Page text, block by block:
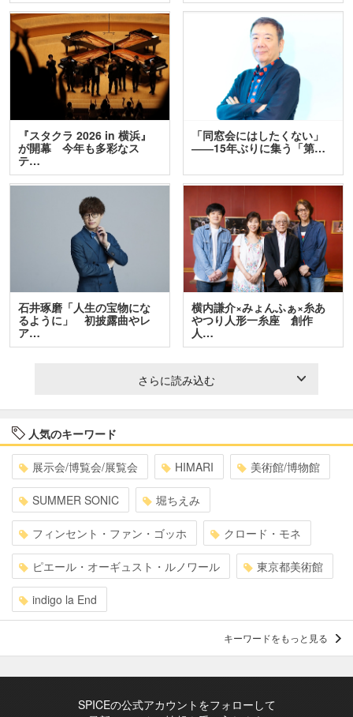
『スタクラ 2026 in 横浜』
が開幕 今年も多彩なス
テ…
「同窓会にはしたくない」
――15年ぶりに集う「第…
石井琢磨「人生の宝物にな
るように」 初披露曲やレ
ア…
横内謙介×みょんふぁ×糸あ
やつり人形一糸座 創作
人…
さらに読み込む
人気のキーワード
展示会/博覧会/展覧会 HIMARI 美術館/博物館
SUMMER SONIC 堀ちえみ
フィンセント・ファン・ゴッホ クロード・モネ
ピエール・オーギュスト・ルノワール 東京都美術館
indigo la End
キーワードをもっと見る
SPICEの公式アカウントをフォローして